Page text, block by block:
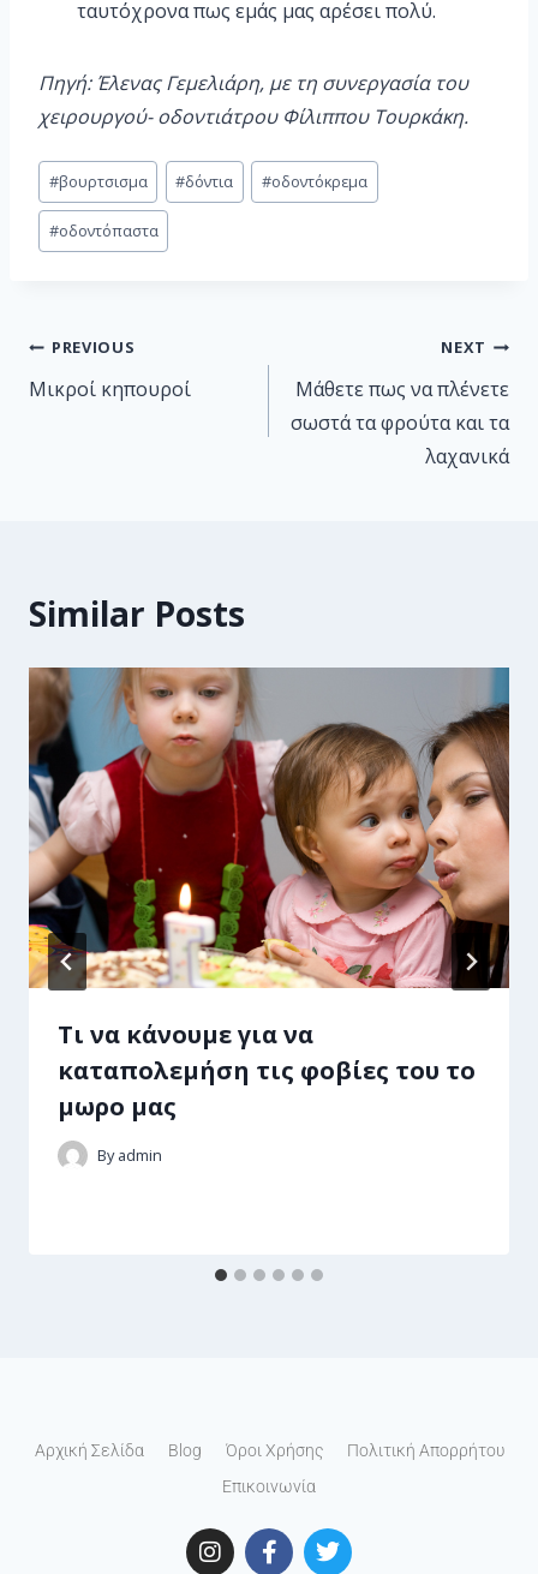
ταυτόχρονα πως εμάς μας αρέσει πολύ.
Πηγή: Έλενας Γεμελιάρη, με τη συνεργασία του
χειρουργού- οδοντιάτρου Φίλιππου Τουρκάκη.
#βουρτσισμα #δόντια #οδοντόκρεμα
#οδοντόπαστα
PREVIOUS
Μικροί κηπουροί
NEXT
Μάθετε πως να πλένετε
σωστά τα φρούτα και τα
λαχανικά
Similar Posts
Τι να κάνουμε για να
καταπολεμήση τις φοβίες του το
μωρο μας
By admin
Αρχική Σελίδα Blog Όροι Χρήσης
Πολιτική Απορρήτου
Επικοινωνία